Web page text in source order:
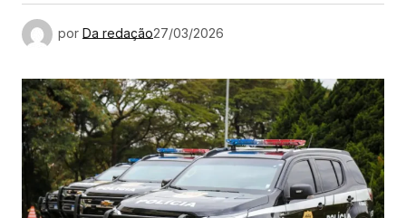
por Da redação27/03/2026